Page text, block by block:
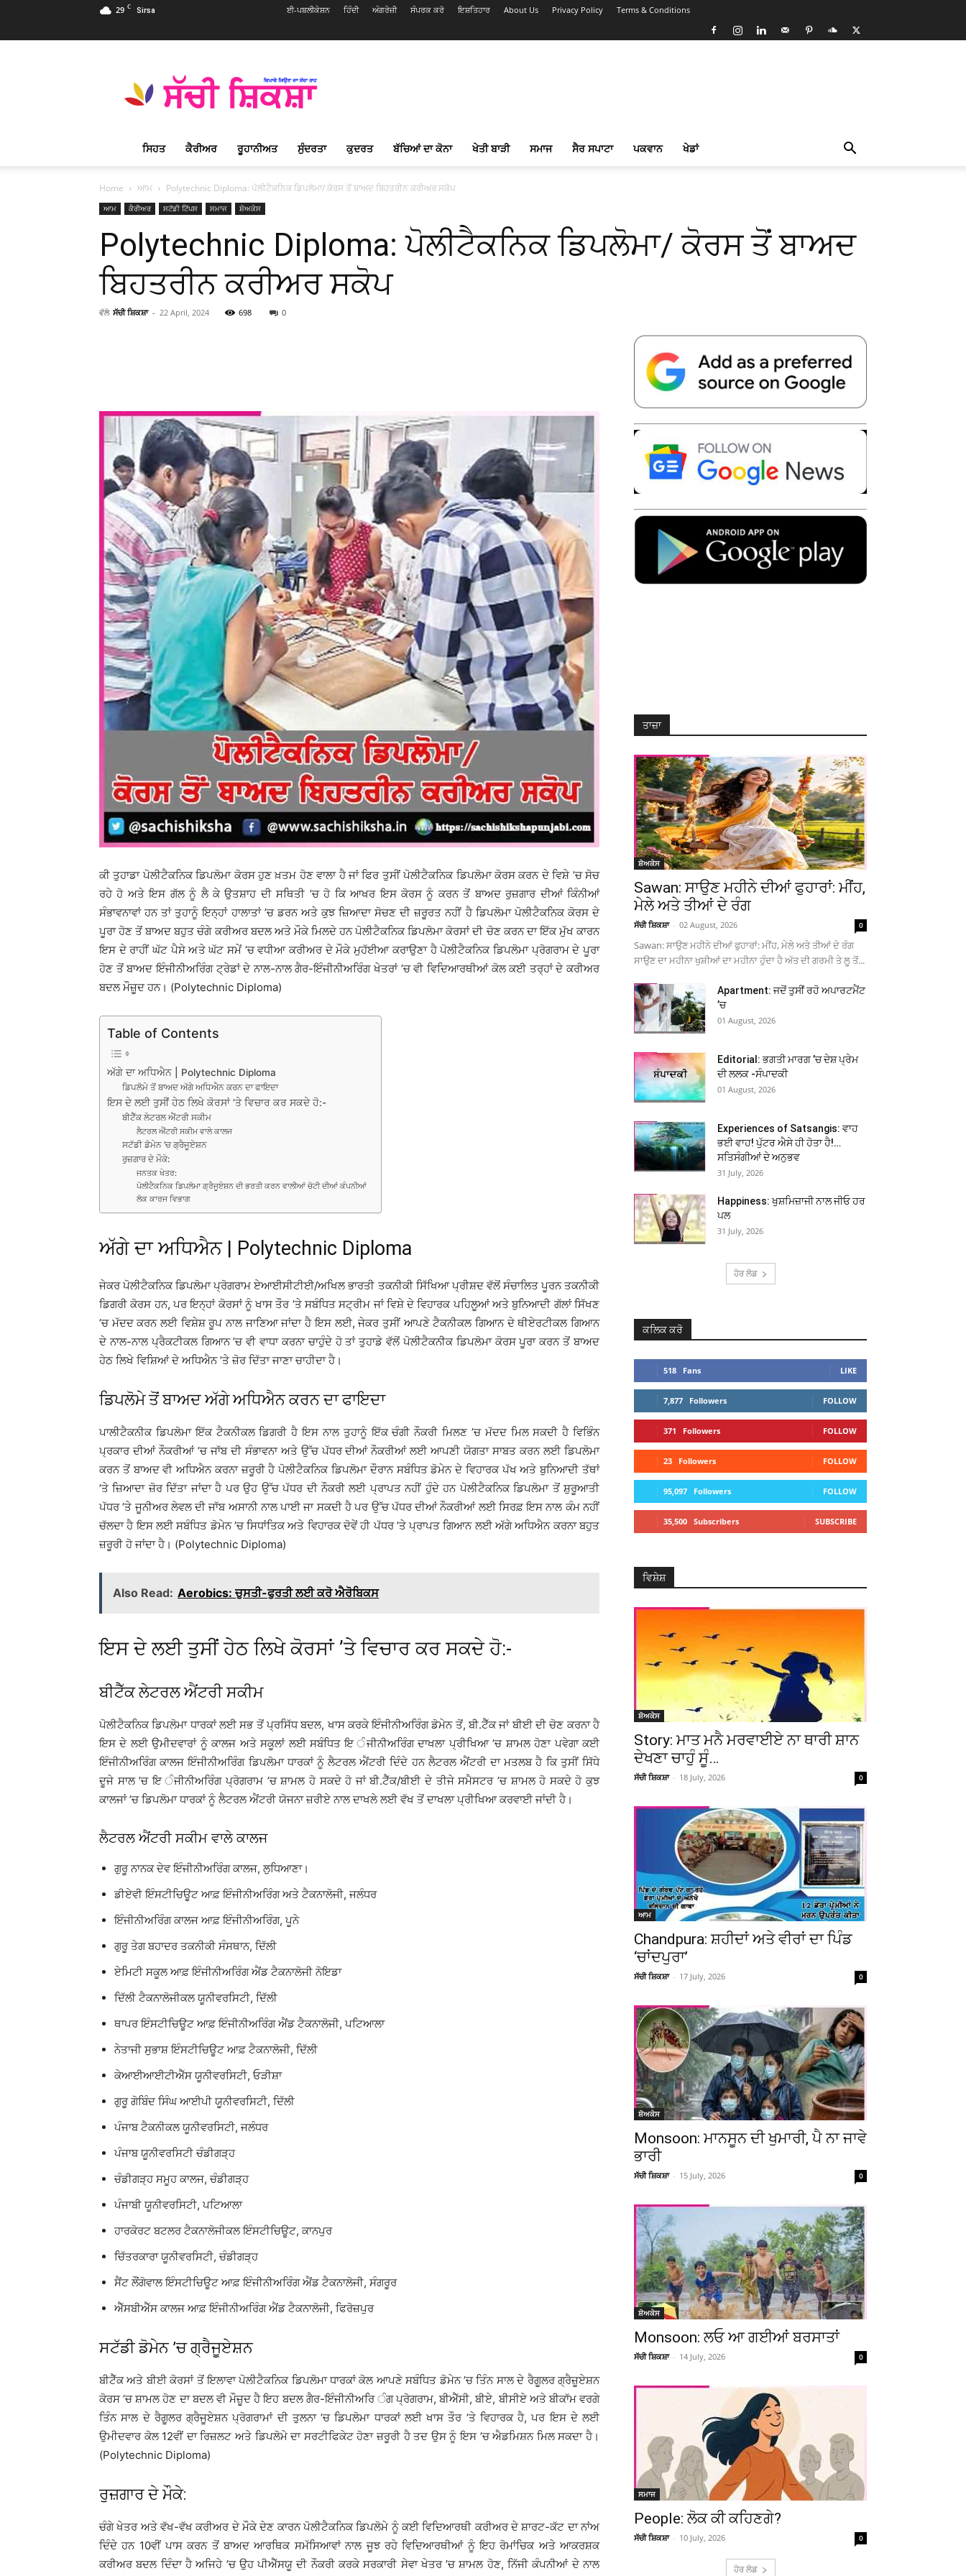
29 C Sirsa ਈ-ਪਬਲੀਕੇਸ਼ਨ ਹਿੰਦੀ ਅੰਗਰੇਜ਼ੀ ਸੰਪਰਕ ਕਰੋ ਇਸ਼ਤਿਹਾਰ About Us Privacy Policy Terms & Conditions
Shiksha
Punjabi
ਸ਼ਿਕਸ਼ਾ
ਪ੍ਰਸਿੱਧ
ਮੈਗਜ਼ੀਨ
ਸਿਹਤ ਕੈਰੀਅਰ ਰੂਹਾਨੀਅਤ ਸੁੰਦਰਤਾ ਕੁਦਰਤ ਬੱਚਿਆਂ ਦਾ ਕੋਨਾ ਖੇਤੀ ਬਾੜੀ ਸਮਾਜ ਸੈਰ ਸਪਾਟਾ ਪਕਵਾਨ ਖੇਡਾਂ
Home ਆਮ Polytechnic Diploma: ਪੋਲੀਟੈਕਨਿਕ ਡਿਪਲੋਮਾ/ ਕੋਰਸ ਤੋਂ ਬਾਅਦ ਬਿਹਤਰੀਨ ਕਰੀਅਰ ਸਕੋਪ
ਆਮ ਕੈਰੀਅਰ ਸਟੱਡੀ ਟਿੱਪਸ ਸਮਾਜ ਸ਼ੋਅਕੇਸ
Polytechnic Diploma: ਪੋਲੀਟੈਕਨਿਕ ਡਿਪਲੋਮਾ/ ਕੋਰਸ ਤੋਂ ਬਾਅਦ
ਬਿਹਤਰੀਨ ਕਰੀਅਰ ਸਕੋਪ
ਵੱਲੋ ਸੱਚੀ ਸ਼ਿਕਸ਼ਾ - 22 April, 2024 698 0
Telegram Copy URL
ਕੀ ਤੁਹਾਡਾ ਪੋਲੀਟੈਕਨਿਕ ਡਿਪਲੋਮਾ ਕੋਰਸ ਹੁਣ ਖ਼ਤਮ ਹੋਣ ਵਾਲਾ ਹੈ ਜਾਂ ਫਿਰ ਤੁਸੀਂ ਪੋਲੀਟੈਕਨਿਕ ਡਿਪਲੋਮਾ ਕੋਰਸ ਕਰਨ ਦੇ ਵਿਸ਼ੇ ’ਚ ਸੋਚ
ਰਹੇ ਹੋ ਅਤੇ ਇਸ ਗੱਲ ਨੂੰ ਲੈ ਕੇ ਉਤਸ਼ਾਹ ਦੀ ਸਥਿਤੀ ’ਚ ਹੋ ਕਿ ਆਖਰ ਇਸ ਕੋਰਸ ਨੂੰ ਕਰਨ ਤੋਂ ਬਾਅਦ ਰੁਜ਼ਗਾਰ ਦੀਆਂ ਕਿੰਨੀਆਂ
ਸੰਭਾਵਨਾਵਾਂ ਹਨ ਤਾਂ ਤੁਹਾਨੂੰ ਇਨ੍ਹਾਂ ਹਾਲਾਤਾਂ ’ਚ ਡਰਨ ਅਤੇ ਕੁਝ ਜ਼ਿਆਦਾ ਸੋਚਣ ਦੀ ਜ਼ਰੂਰਤ ਨਹੀਂ ਹੈ ਡਿਪਲੋਮਾ ਪੋਲੀਟੈਕਨਿਕ ਕੋਰਸ ਦੇ
ਪੂਰਾ ਹੋਣ ਤੋਂ ਬਾਅਦ ਬਹੁਤ ਚੰਗੇ ਕਰੀਅਰ ਬਦਲ ਅਤੇ ਮੌਕੇ ਮਿਲਦੇ ਹਨ ਪੋਲੀਟੈਕਨਿਕ ਡਿਪਲੋਮਾ ਕੋਰਸਾਂ ਦੀ ਚੋਣ ਕਰਨ ਦਾ ਇੱਕ ਮੁੱਖ ਕਾਰਨ
ਇਸ ਦੇ ਰਾਹੀਂ ਘੱਟ ਪੈਸੇ ਅਤੇ ਘੱਟ ਸਮੇਂ ’ਚ ਵਧੀਆ ਕਰੀਅਰ ਦੇ ਮੌਕੇ ਮੁਹੱਈਆ ਕਰਾਉਣਾ ਹੈ ਪੋਲੀਟੈਕਨਿਕ ਡਿਪਲੋਮਾ ਪ੍ਰੋਗਰਾਮ ਦੇ ਪੂਰਾ
ਹੋਣ ਤੋਂ ਬਾਅਦ ਇੰਜੀਨੀਅਰਿੰਗ ਟ੍ਰੇਡਾਂ ਦੇ ਨਾਲ-ਨਾਲ ਗੈਰ-ਇੰਜੀਨੀਅਰਿੰਗ ਖੇਤਰਾਂ ’ਚ ਵੀ ਵਿਦਿਆਰਥੀਆਂ ਕੋਲ ਕਈ ਤਰ੍ਹਾਂ ਦੇ ਕਰੀਅਰ
ਬਦਲ ਮੌਜ਼ੂਦ ਹਨ। (Polytechnic Diploma)
Table of Contents
ਅੱਗੇ ਦਾ ਅਧਿਐਨ | Polytechnic Diploma
ਡਿਪਲੋਮੇ ਤੋਂ ਬਾਅਦ ਅੱਗੇ ਅਧਿਐਨ ਕਰਨ ਦਾ ਫਾਇਦਾ
ਇਸ ਦੇ ਲਈ ਤੁਸੀਂ ਹੇਠ ਲਿਖੇ ਕੋਰਸਾਂ ’ਤੇ ਵਿਚਾਰ ਕਰ ਸਕਦੇ ਹੋ:-
ਬੀਟੈੱਕ ਲੇਟਰਲ ਐਂਟਰੀ ਸਕੀਮ
ਲੈਟਰਲ ਐਂਟਰੀ ਸਕੀਮ ਵਾਲੇ ਕਾਲਜ
ਸਟੱਡੀ ਡੋਮੇਨ ’ਚ ਗ੍ਰੈਜੂਏਸ਼ਨ
ਰੁਜ਼ਗਾਰ ਦੇ ਮੌਕੇ:
ਜਨਤਕ ਖੇਤਰ:
ਪੋਲੀਟੈਕਨਿਕ ਡਿਪਲੋਮਾ ਗ੍ਰੈਜੂਏਸ਼ਨ ਦੀ ਭਰਤੀ ਕਰਨ ਵਾਲੀਆਂ ਚੋਟੀ ਦੀਆਂ ਕੰਪਨੀਆਂ
ਲੋਕ ਕਾਰਜ ਵਿਭਾਗ
ਅੱਗੇ ਦਾ ਅਧਿਐਨ | Polytechnic Diploma
ਜੇਕਰ ਪੋਲੀਟੈਕਨਿਕ ਡਿਪਲੋਮਾ ਪ੍ਰੋਗਰਾਮ ਏਆਈਸੀਟੀਈ/ਅਖਿਲ ਭਾਰਤੀ ਤਕਨੀਕੀ ਸਿੱਖਿਆ ਪ੍ਰੀਸ਼ਦ ਵੱਲੋਂ ਸੰਚਾਲਿਤ ਪੂਰਨ ਤਕਨੀਕੀ
ਡਿਗਰੀ ਕੋਰਸ ਹਨ, ਪਰ ਇਨ੍ਹਾਂ ਕੋਰਸਾਂ ਨੂੰ ਖਾਸ ਤੌਰ ’ਤੇ ਸਬੰਧਿਤ ਸਟ੍ਰੀਮ ਜਾਂ ਵਿਸ਼ੇ ਦੇ ਵਿਹਾਰਕ ਪਹਿਲੂਆਂ ਅਤੇ ਬੁਨਿਆਦੀ ਗੱਲਾਂ ਸਿੱਖਣ
’ਚ ਮੱਦਦ ਕਰਨ ਲਈ ਵਿਸ਼ੇਸ਼ ਰੂਪ ਨਾਲ ਜਾਣਿਆ ਜਾਂਦਾ ਹੈ ਇਸ ਲਈ, ਜੇਕਰ ਤੁਸੀਂ ਆਪਣੇ ਟੈਕਨੀਕਲ ਗਿਆਨ ਦੇ ਥੀਏਰਟੀਕਲ ਗਿਆਨ
ਦੇ ਨਾਲ-ਨਾਲ ਪ੍ਰੈਕਟੀਕਲ ਗਿਆਨ ’ਚ ਵੀ ਵਾਧਾ ਕਰਨਾ ਚਾਹੁੰਦੇ ਹੋ ਤਾਂ ਤੁਹਾਡੇ ਵੱਲੋਂ ਪੋਲੀਟੈਕਨੀਕ ਡਿਪਲੋਮਾ ਕੋਰਸ ਪੂਰਾ ਕਰਨ ਤੋਂ ਬਾਅਦ
ਹੇਠ ਲਿਖੇ ਵਿਸ਼ਿਆਂ ਦੇ ਅਧਿਐਨ ’ਤੇ ਜ਼ੋਰ ਦਿੱਤਾ ਜਾਣਾ ਚਾਹੀਦਾ ਹੈ।
ਡਿਪਲੋਮੇ ਤੋਂ ਬਾਅਦ ਅੱਗੇ ਅਧਿਐਨ ਕਰਨ ਦਾ ਫਾਇਦਾ
ਪਾਲੀਟੈਕਨੀਕ ਡਿਪਲੋਮਾ ਇੱਕ ਟੈਕਨੀਕਲ ਡਿਗਰੀ ਹੈ ਇਸ ਨਾਲ ਤੁਹਾਨੂੰ ਇੱਕ ਚੰਗੀ ਨੌਕਰੀ ਮਿਲਣ ’ਚ ਮੱਦਦ ਮਿਲ ਸਕਦੀ ਹੈ ਵਿਭਿੰਨ
ਪ੍ਰਕਾਰ ਦੀਆਂ ਨੌਕਰੀਆਂ ’ਚ ਜਾੱਬ ਦੀ ਸੰਭਾਵਨਾ ਅਤੇ ਉੱਚ ਪੱਧਰ ਦੀਆਂ ਨੌਕਰੀਆਂ ਲਈ ਆਪਣੀ ਯੋਗਤਾ ਸਾਬਤ ਕਰਨ ਲਈ ਡਿਪਲੋਮਾ
ਕਰਨ ਤੋਂ ਬਾਅਦ ਵੀ ਅਧਿਐਨ ਕਰਨਾ ਜ਼ਰੂਰੀ ਹੈ ਪੋਲੀਟੈਕਨਿਕ ਡਿਪਲੋਮਾ ਦੌਰਾਨ ਸਬੰਧਿਤ ਡੋਮੇਨ ਦੇ ਵਿਹਾਰਕ ਪੱਖ ਅਤੇ ਬੁਨਿਆਦੀ ਤੱਥਾਂ
’ਤੇ ਜ਼ਿਆਦਾ ਜ਼ੋਰ ਦਿੱਤਾ ਜਾਂਦਾ ਹੈ ਪਰ ਉਹ ਉੱਚ ਪੱਧਰ ਦੀ ਨੌਕਰੀ ਲਈ ਪ੍ਰਾਪਤ ਨਹੀਂ ਹੁੰਦੇ ਹਨ ਪੋਲੀਟੈਕਨਿਕ ਡਿਪਲੋਮਾ ਤੋਂ ਸ਼ੁਰੂਆਤੀ
ਪੱਧਰ ’ਤੇ ਜੂਨੀਅਰ ਲੇਵਲ ਦੀ ਜਾੱਬ ਅਸਾਨੀ ਨਾਲ ਪਾਈ ਜਾ ਸਕਦੀ ਹੈ ਪਰ ਉੱਚ ਪੱਧਰ ਦੀਆਂ ਨੌਕਰੀਆਂ ਲਈ ਸਿਰਫ਼ ਇਸ ਨਾਲ ਕੰਮ ਨਹੀਂ
ਚੱਲਦਾ ਹੈ ਇਸ ਲਈ ਸਬੰਧਿਤ ਡੋਮੇਨ ’ਚ ਸਿਧਾਂਤਿਕ ਅਤੇ ਵਿਹਾਰਕ ਦੋਵੇਂ ਹੀ ਪੱਧਰ ’ਤੇ ਪ੍ਰਾਪਤ ਗਿਆਨ ਲਈ ਅੱਗੇ ਅਧਿਐਨ ਕਰਨਾ ਬਹੁਤ
ਜ਼ਰੂਰੀ ਹੋ ਜਾਂਦਾ ਹੈ। (Polytechnic Diploma)
Also Read: Aerobics: ਚੁਸਤੀ-ਫੁਰਤੀ ਲਈ ਕਰੋ ਐਰੋਬਿਕਸ
ਇਸ ਦੇ ਲਈ ਤੁਸੀਂ ਹੇਠ ਲਿਖੇ ਕੋਰਸਾਂ ’ਤੇ ਵਿਚਾਰ ਕਰ ਸਕਦੇ ਹੋ:-
ਬੀਟੈੱਕ ਲੇਟਰਲ ਐਂਟਰੀ ਸਕੀਮ
ਪੋਲੀਟੈਕਨਿਕ ਡਿਪਲੋਮਾ ਧਾਰਕਾਂ ਲਈ ਸਭ ਤੋਂ ਪ੍ਰਸਿੱਧ ਬਦਲ, ਖਾਸ ਕਰਕੇ ਇੰਜੀਨੀਅਰਿੰਗ ਡੋਮੇਨ ਤੋਂ, ਬੀ.ਟੈੱਕ ਜਾਂ ਬੀਈ ਦੀ ਚੋਣ ਕਰਨਾ ਹੈ
ਇਸ ਦੇ ਲਈ ਉਮੀਦਵਾਰਾਂ ਨੂੰ ਕਾਲਜ ਅਤੇ ਸਕੂਲਾਂ ਲਈ ਸਬੰਧਿਤ ਇ ੰਜੀਨੀਅਰਿੰਗ ਦਾਖਲਾ ਪ੍ਰੀਖਿਆ ’ਚ ਸ਼ਾਮਲ ਹੋਣਾ ਪਵੇਗਾ ਕਈ
ਇੰਜੀਨੀਅਰਿੰਗ ਕਾਲਜ ਇੰਜੀਨੀਅਰਿੰਗ ਡਿਪਲੋਮਾ ਧਾਰਕਾਂ ਨੂੰ ਲੈਟਰਲ ਐਂਟਰੀ ਦਿੰਦੇ ਹਨ ਲੈਟਰਲ ਐਂਟਰੀ ਦਾ ਮਤਲਬ ਹੈ ਕਿ ਤੁਸੀਂ ਸਿੱਧੇ
ਦੂਜੇ ਸਾਲ ’ਚ ਇ ੰਜੀਨੀਅਰਿੰਗ ਪ੍ਰੋਗਰਾਮ ’ਚ ਸ਼ਾਮਲ ਹੋ ਸਕਦੇ ਹੋ ਜਾਂ ਬੀ.ਟੈੱਕ/ਬੀਈ ਦੇ ਤੀਜੇ ਸਮੈਸਟਰ ’ਚ ਸ਼ਾਮਲ ਹੋ ਸਕਦੇ ਹੋ ਕੁਝ
ਕਾਲਜਾਂ ’ਚ ਡਿਪਲੋਮਾ ਧਾਰਕਾਂ ਨੂੰ ਲੈਟਰਲ ਐਂਟਰੀ ਯੋਜਨਾ ਜ਼ਰੀਏ ਨਾਲ ਦਾਖਲੇ ਲਈ ਵੱਖ ਤੋਂ ਦਾਖਲਾ ਪ੍ਰੀਖਿਆ ਕਰਵਾਈ ਜਾਂਦੀ ਹੈ।
ਲੈਟਰਲ ਐਂਟਰੀ ਸਕੀਮ ਵਾਲੇ ਕਾਲਜ
ਗੁਰੂ ਨਾਨਕ ਦੇਵ ਇੰਜੀਨੀਅਰਿੰਗ ਕਾਲਜ, ਲੁਧਿਆਣਾ।
ਡੀਏਵੀ ਇੰਸਟੀਚਿਊਟ ਆਫ਼ ਇੰਜੀਨੀਅਰਿੰਗ ਅਤੇ ਟੈਕਨਾਲੋਜੀ, ਜਲੰਧਰ
ਇੰਜੀਨੀਅਰਿੰਗ ਕਾਲਜ ਆਫ਼ ਇੰਜੀਨੀਅਰਿੰਗ, ਪੂਨੇ
ਗੁਰੂ ਤੇਗ ਬਹਾਦਰ ਤਕਨੀਕੀ ਸੰਸਥਾਨ, ਦਿੱਲੀ
ਏਮਿਟੀ ਸਕੂਲ ਆਫ਼ ਇੰਜੀਨੀਅਰਿੰਗ ਐਂਡ ਟੈਕਨਾਲੋਜੀ ਨੋਇਡਾ
ਦਿੱਲੀ ਟੈਕਨਾਲੋਜੀਕਲ ਯੂਨੀਵਰਸਿਟੀ, ਦਿੱਲੀ
ਥਾਪਰ ਇੰਸਟੀਚਿਊਟ ਆਫ਼ ਇੰਜੀਨੀਅਰਿੰਗ ਐਂਡ ਟੈਕਨਾਲੋਜੀ, ਪਟਿਆਲਾ
ਨੇਤਾਜੀ ਸੁਭਾਸ਼ ਇੰਸਟੀਚਿਊਟ ਆਫ਼ ਟੈਕਨਾਲੋਜੀ, ਦਿੱਲੀ
ਕੇਆਈਆਈਟੀਐੱਸ ਯੂਨੀਵਰਸਿਟੀ, ਓੜੀਸ਼ਾ
ਗੁਰੂ ਗੋਬਿੰਦ ਸਿੰਘ ਆਈਪੀ ਯੂਨੀਵਰਸਿਟੀ, ਦਿੱਲੀ
ਪੰਜਾਬ ਟੈਕਨੀਕਲ ਯੂਨੀਵਰਸਿਟੀ, ਜਲੰਧਰ
ਪੰਜਾਬ ਯੂਨੀਵਰਸਿਟੀ ਚੰਡੀਗੜ੍ਹ
ਚੰਡੀਗੜ੍ਹ ਸਮੂਹ ਕਾਲਜ, ਚੰਡੀਗੜ੍ਹ
ਪੰਜਾਬੀ ਯੂਨੀਵਰਸਿਟੀ, ਪਟਿਆਲਾ
ਹਾਰਕੋਰਟ ਬਟਲਰ ਟੈਕਨਾਲੋਜੀਕਲ ਇੰਸਟੀਚਿਊਟ, ਕਾਨਪੁਰ
ਚਿੱਤਰਕਾਰਾ ਯੂਨੀਵਰਸਿਟੀ, ਚੰਡੀਗੜ੍ਹ
ਸੈਂਟ ਲੌਂਗੋਵਾਲ ਇੰਸਟੀਚਿਊਟ ਆਫ਼ ਇੰਜੀਨੀਅਰਿੰਗ ਐਂਡ ਟੈਕਨਾਲੋਜੀ, ਸੰਗਰੂਰ
ਐੱਸਬੀਐੱਸ ਕਾਲਜ ਆਫ਼ ਇੰਜੀਨੀਅਰਿੰਗ ਐਂਡ ਟੈਕਨਾਲੋਜੀ, ਫਿਰੋਜ਼ਪੁਰ
ਸਟੱਡੀ ਡੋਮੇਨ ’ਚ ਗ੍ਰੈਜੂਏਸ਼ਨ
ਬੀਟੈੱਕ ਅਤੇ ਬੀਈ ਕੋਰਸਾਂ ਤੋਂ ਇਲਾਵਾ ਪੋਲੀਟੈਕਨਿਕ ਡਿਪਲੋਮਾ ਧਾਰਕਾਂ ਕੋਲ ਆਪਣੇ ਸਬੰਧਿਤ ਡੋਮੇਨ ’ਚ ਤਿੰਨ ਸਾਲ ਦੇ ਰੈਗੂਲਰ ਗ੍ਰੈਜ਼ੂਏਸ਼ਨ
ਕੋਰਸ ’ਚ ਸ਼ਾਮਲ ਹੋਣ ਦਾ ਬਦਲ ਵੀ ਮੌਜ਼ੂਦ ਹੈ ਇਹ ਬਦਲ ਗੈਰ-ਇੰਜੀਨੀਅਰਿ ੰਗ ਪ੍ਰੋਗਰਾਮ, ਬੀਐੱਸੀ, ਬੀਏ, ਬੀਸੀਏ ਅਤੇ ਬੀਕਾੱਮ ਵਰਗੇ
ਤਿੰਨ ਸਾਲ ਦੇ ਰੈਗੂਲਰ ਗ੍ਰੈਜੂਏਸ਼ਨ ਪ੍ਰੋਗਰਾਮਾਂ ਦੀ ਤੁਲਨਾ ’ਚ ਡਿਪਲੋਮਾ ਧਾਰਕਾਂ ਲਈ ਖਾਸ ਤੌਰ ’ਤੇ ਵਿਹਾਰਕ ਹੈ, ਪਰ ਇਸ ਦੇ ਲਈ
ਉਮੀਦਵਾਰ ਕੋਲ 12ਵੀਂ ਦਾ ਰਿਜ਼ਲਟ ਅਤੇ ਡਿਪਲੋਮੇ ਦਾ ਸਰਟੀਫਿਕੇਟ ਹੋਣਾ ਜ਼ਰੂਰੀ ਹੈ ਤਦ ਉਸ ਨੂੰ ਇਸ ’ਚ ਐਡਮਿਸ਼ਨ ਮਿਲ ਸਕਦਾ ਹੈ।
(Polytechnic Diploma)
ਰੁਜ਼ਗਾਰ ਦੇ ਮੌਕੇ:
ਚੰਗੇ ਖੇਤਰ ਅਤੇ ਵੱਖ-ਵੱਖ ਕਰੀਅਰ ਦੇ ਮੌਕੇ ਦੇਣ ਕਾਰਨ ਪੋਲੀਟੈਕਨਿਕ ਡਿਪਲੋਮੇ ਨੂੰ ਕਈ ਵਿਦਿਆਰਥੀ ਕਰੀਅਰ ਦੇ ਸ਼ਾਰਟ-ਕੱਟ ਦਾ ਨਾਂਅ
ਦਿੰਦੇ ਹਨ 10ਵੀਂ ਪਾਸ ਕਰਨ ਤੋਂ ਬਾਅਦ ਆਰਥਿਕ ਸਮੱਸਿਆਵਾਂ ਨਾਲ ਜੂਝ ਰਹੇ ਵਿਦਿਆਰਥੀਆਂ ਨੂੰ ਇਹ ਰੋਮਾਂਚਿਕ ਅਤੇ ਆਕਰਸ਼ਕ
ਕਰੀਅਰ ਬਦਲ ਦਿੰਦਾ ਹੈ ਅਜਿਹੇ ’ਚ ਉਹ ਪੀਐੱਸਯੂ ਦੀ ਨੌਕਰੀ ਕਰਕੇ ਸਰਕਾਰੀ ਸੇਵਾ ਖੇਤਰ ’ਚ ਸ਼ਾਮਲ ਹੋਣ, ਨਿੱਜੀ ਕੰਪਨੀਆਂ ਦੇ ਨਾਲ
ਤਾਜ਼ਾ
ਸ਼ੋਅਕੇਸ
Sawan: ਸਾਉਣ ਮਹੀਨੇ ਦੀਆਂ ਫੁਹਾਰਾਂ: ਮੀਂਹ,
ਮੇਲੇ ਅਤੇ ਤੀਆਂ ਦੇ ਰੰਗ
ਸੱਚੀ ਸ਼ਿਕਸ਼ਾ - 02 August, 2026 0
Sawan: ਸਾਉਣ ਮਹੀਨੇ ਦੀਆਂ ਫੁਹਾਰਾਂ: ਮੀਂਹ, ਮੇਲੇ ਅਤੇ ਤੀਆਂ ਦੇ ਰੰਗ
ਸਾਉਣ ਦਾ ਮਹੀਨਾ ਖੁਸ਼ੀਆਂ ਦਾ ਮਹੀਨਾ ਹੁੰਦਾ ਹੈ ਅੱਤ ਦੀ ਗਰਮੀ ਤੇ ਲੂ ਤੋਂ...
Apartment: ਜਦੋਂ ਤੁਸੀਂ ਰਹੋ ਅਪਾਰਟਮੈਂਟ
’ਚ
01 August, 2026
Editorial: ਭਗਤੀ ਮਾਰਗ ’ਚ ਦੇਸ਼ ਪ੍ਰੇਮ
ਦੀ ਲਲਕ -ਸੰਪਾਦਕੀ
01 August, 2026
Experiences of Satsangis: ਵਾਹ
ਭਈ ਵਾਹ! ਪੁੱਟਰ ਐਸੇ ਹੀ ਹੋਤਾ ਹੈ!…
ਸਤਿਸੰਗੀਆਂ ਦੇ ਅਨੁਭਵ
31 July, 2026
Happiness: ਖੁਸ਼ਮਿਜ਼ਾਜੀ ਨਾਲ ਜੀਓ ਹਰ
ਪਲ
31 July, 2026
ਹੋਰ ਲੋਡ
ਕਲਿਕ ਕਰੋ
518 Fans LIKE
7,877 Followers FOLLOW
371 Followers FOLLOW
23 Followers FOLLOW
95,097 Followers FOLLOW
35,500 Subscribers SUBSCRIBE
ਵਿਸ਼ੇਸ਼
ਸ਼ੋਅਕੇਸ
Story: ਮਾਤ ਮਨੈ ਮਰਵਾਈਏ ਨਾ ਥਾਰੀ ਸ਼ਾਨ
ਦੇਖਣਾ ਚਾਹੁੰ ਸੂੰ…
ਸੱਚੀ ਸ਼ਿਕਸ਼ਾ - 18 July, 2026 0
ਆਮ
Chandpura: ਸ਼ਹੀਦਾਂ ਅਤੇ ਵੀਰਾਂ ਦਾ ਪਿੰਡ
‘ਚਾਂਦਪੁਰਾ’
ਸੱਚੀ ਸ਼ਿਕਸ਼ਾ - 17 July, 2026 0
ਸ਼ੋਅਕੇਸ
Monsoon: ਮਾਨਸੂਨ ਦੀ ਖੁਮਾਰੀ, ਪੈ ਨਾ ਜਾਵੇ
ਭਾਰੀ
ਸੱਚੀ ਸ਼ਿਕਸ਼ਾ - 15 July, 2026 0
ਸ਼ੋਅਕੇਸ
Monsoon: ਲਓ ਆ ਗਈਆਂ ਬਰਸਾਤਾਂ
ਸੱਚੀ ਸ਼ਿਕਸ਼ਾ - 14 July, 2026 0
ਸਮਾਜ
People: ਲੋਕ ਕੀ ਕਹਿਣਗੇ?
ਸੱਚੀ ਸ਼ਿਕਸ਼ਾ - 10 July, 2026 0
ਹੋਰ ਲੋਡ